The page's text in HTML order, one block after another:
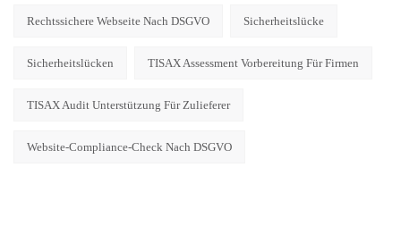
Rechtssichere Webseite Nach DSGVO Sicherheitslücke
Sicherheitslücken TISAX Assessment Vorbereitung Für Firmen
TISAX Audit Unterstützung Für Zulieferer
Website-Compliance-Check Nach DSGVO